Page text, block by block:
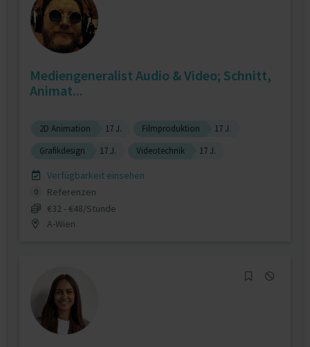
Mediengeneralist Audio & Video; Schnitt,
Animat...
2D Animation 17 J. Filmproduktion
17 J.
Grafikdesign
17 J. Videotechnik 17 J.
Verfügbarkeit einsehen
0
Referenzen
€32 - €48/Stunde
A-Wien